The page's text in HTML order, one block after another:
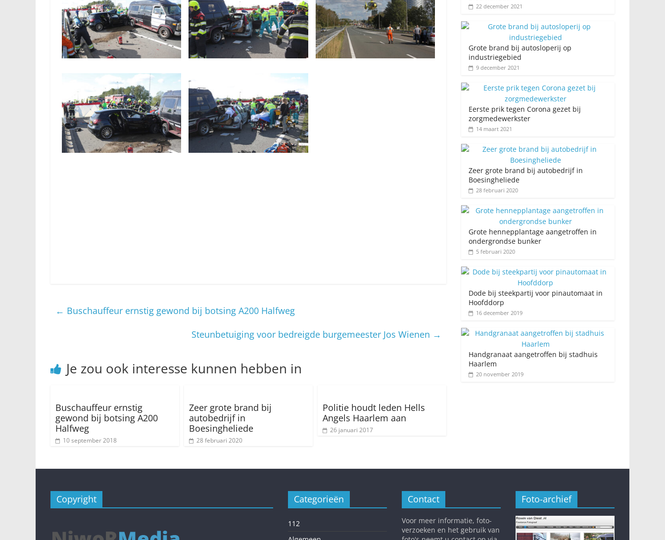
← Buschauffeur ernstig gewond bij botsing A200 Halfweg
Steunbetuiging voor bedreigde burgemeester Jos Wienen →
Je zou ook interesse kunnen hebben in
Buschauffeur ernstig
gewond bij botsing A200
Halfweg
10 september 2018
Zeer grote brand bij
autobedrijf in
Boesingheliede
28 februari 2020
Politie houdt leden Hells
Angels Haarlem aan
26 januari 2017
22 december 2021
Grote brand bij autosloperij op
industriegebied
9 december 2021
Eerste prik tegen Corona gezet bij
zorgmedewerkster
14 maart 2021
Zeer grote brand bij autobedrijf in
Boesingheliede
28 februari 2020
Grote hennepplantage aangetroffen in
ondergrondse bunker
5 februari 2020
Dode bij steekpartij voor pinautomaat in
Hoofddorp
16 december 2019
Handgranaat aangetroffen bij stadhuis
Haarlem
20 november 2019
Copyright Categorieën
112
Contact
Voor meer informatie, foto-
verzoeken en het gebruik van
Foto-archief